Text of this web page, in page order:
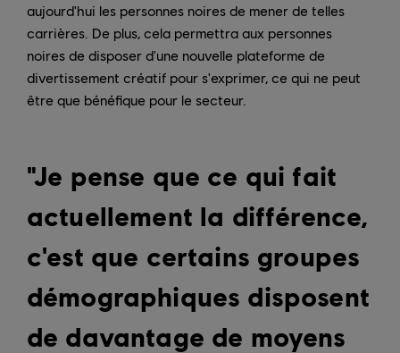
aujourd'hui les personnes noires de mener de telles
carrières. De plus, cela permettra aux personnes
noires de disposer d'une nouvelle plateforme de
divertissement créatif pour s'exprimer, ce qui ne peut
être que bénéfique pour le secteur.
"Je pense que ce qui fait
actuellement la différence,
c'est que certains groupes
démographiques disposent
de davantage de moyens